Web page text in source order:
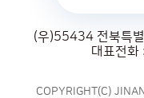
(우)55434 전북특
대표전
COPYRIGHT(C)